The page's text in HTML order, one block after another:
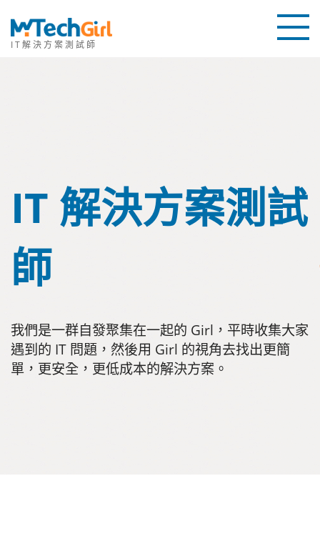
IT解決方案測試師
關於本站
IT 解決方案測試
師
我們是一群自發聚集在一起的 Girl，平時收集大家
遇到的 IT 問題，然後用 Girl 的視角去找出更簡
單，更安全，更低成本的解決方案。